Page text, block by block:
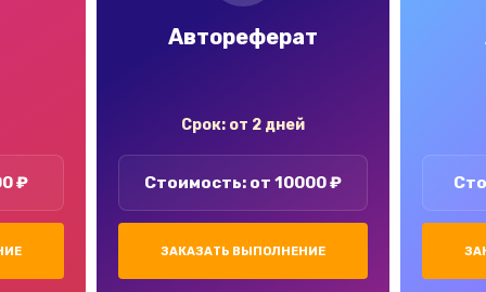
₽
Автореферат
Срок: от 2 дней
Стоимость: от 10000 ₽
ЗАКАЗАТЬ ВЫПОЛНЕНИЕ